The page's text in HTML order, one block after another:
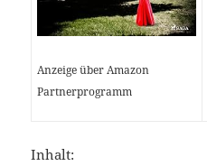
Anzeige über Amazon
Partnerprogramm
Inhalt: